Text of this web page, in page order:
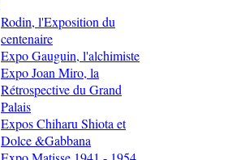
Rodin, l'Exposition du
centenaire
Expo Gauguin, l'alchimiste
Expo Joan Miro, la
Rétrospective du Grand
Palais
Expos Chiharu Shiota et
Dolce &Gabbana